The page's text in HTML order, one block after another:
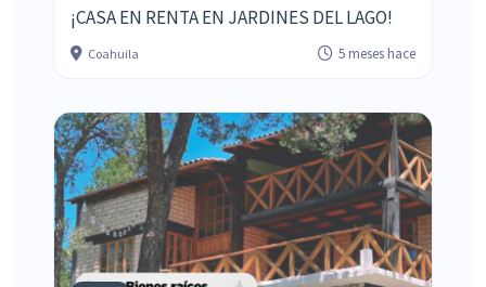
¡CASA EN RENTA EN JARDINES DEL LAGO!
Coahuila 5 meses hace